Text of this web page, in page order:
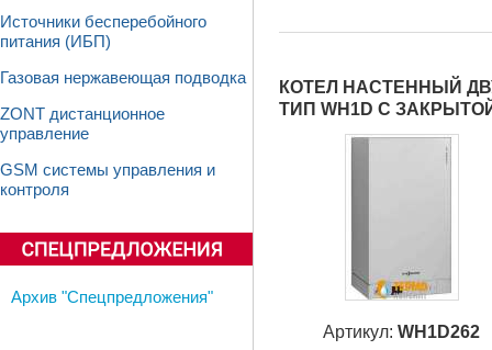
Источники бесперебойного
питания (ИБП)
Газовая нержавеющая подводка
ZONT дистанционное
управление
GSM системы управления и
контроля
Архив "Спецпредложения"
КОТЕЛ НАСТЕННЫЙ
ТИП WH1D С
Артикул: WH1D262